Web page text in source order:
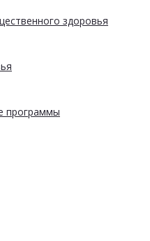
здоровья
программы